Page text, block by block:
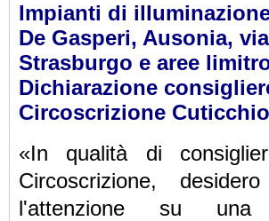
Impianti di
De Gasperi, Ausonia,
Strasburgo e aree
Dichiarazione
Circoscrizione Cuticchio
«In qualità di
Circoscrizione,
l'attenzione su una